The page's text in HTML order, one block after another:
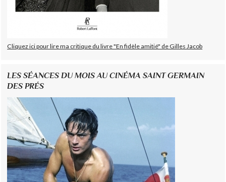
Cliquez ici pour lire ma critique du livre "En fidèle amitié" de Gilles Jacob
LES SÉANCES DU MOIS AU CINÉMA SAINT GERMAIN
DES PRÉS